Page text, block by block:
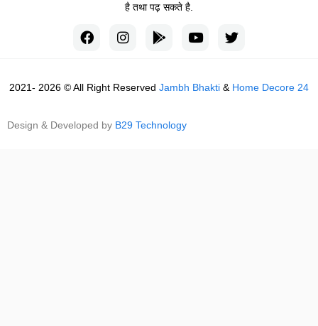
है तथा पढ़ सकते है.
2021- 2026 © All Right Reserved Jambh Bhakti & Home Decore 24
Design & Developed by B29 Technology